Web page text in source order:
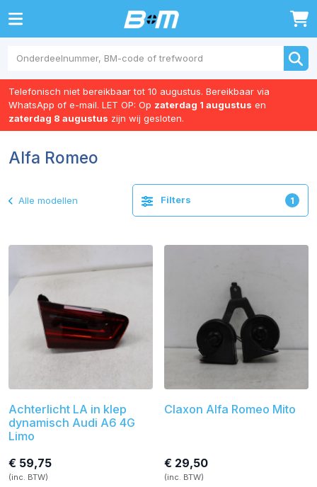
0
Telefonisch niet bereikbaar tot 10 augustus. Bereikbaar via
WhatsApp of e-mail. LET OP: Op zaterdag 1 augustus en
zaterdag 8 augustus zijn wij gesloten.
Alfa Romeo
Alle modellen Filters 1
Achterlicht LA in klep
dynamisch Audi A6 4G
Limo
€ 59,75
(inc. BTW)
Claxon Alfa Romeo Mito
€ 29,50
(inc. BTW)